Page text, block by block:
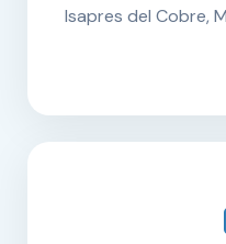
Isapres del Cobre,